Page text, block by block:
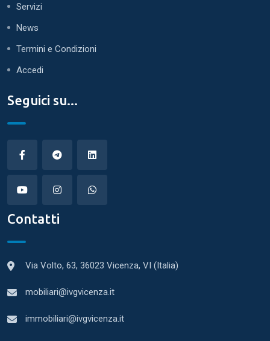
Servizi
News
Termini e Condizioni
Accedi
Seguici su...
Contatti
Via Volto, 63, 36023 Vicenza, VI (Italia)
mobiliari@ivgvicenza.it
immobiliari@ivgvicenza.it